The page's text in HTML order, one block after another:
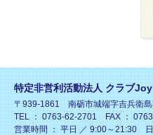
特定非営利活動法人 クラブJoy
〒939-1861 南砺市城端字吉兵衛
TEL ： 0763-62-2701 FAX ：
営業時間 ： 平日 ／ 9:00～21:30